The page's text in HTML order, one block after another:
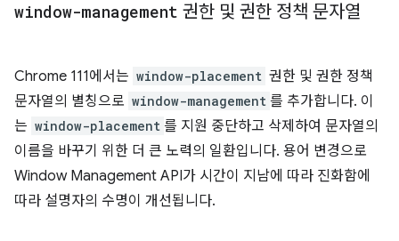
window-management 권한 및 권한 정책 문자열
Chrome 111에서는 window-placement 권한 및 권한 정책
문자열의 별칭으로 window-management 를 추가합니다. 이
는 window-placement 를 지원 중단하고 삭제하여 문자열의
이름을 바꾸기 위한 더 큰 노력의 일환입니다. 용어 변경으로
Window Management API가 시간이 지남에 따라 진화함에
따라 설명자의 수명이 개선됩니다.